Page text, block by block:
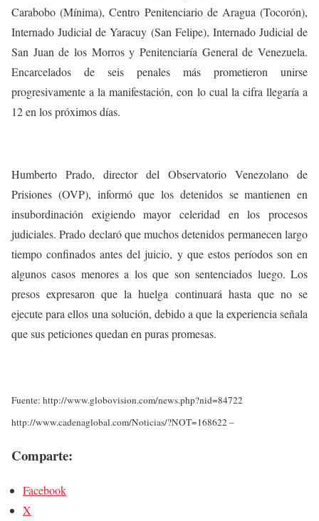
Carabobo (Mínima), Centro Penitenciario de Aragua (Tocorón),
Internado Judicial de Yaracuy (San Felipe), Internado Judicial de
San Juan de los Morros y Penitenciaría General de Venezuela.
Encarcelados de seis penales más prometieron unirse
progresivamente a la manifestación, con lo cual la cifra llegaría a
12 en los próximos días.
Humberto Prado, director del Observatorio Venezolano de
Prisiones (OVP), informó que los detenidos se mantienen en
insubordinación exigiendo mayor celeridad en los procesos
judiciales. Prado declaró que muchos detenidos permanecen largo
tiempo confinados antes del juicio, y que estos períodos son en
algunos casos menores a los que son sentenciados luego. Los
presos expresaron que la huelga continuará hasta que no se
ejecute para ellos una solución, debido a que la experiencia señala
que sus peticiones quedan en puras promesas.
Fuente: http://www.globovision.com/news.php?nid=84722
http://www.cadenaglobal.com/Noticias/?NOT=168622 –
Comparte:
Facebook
X